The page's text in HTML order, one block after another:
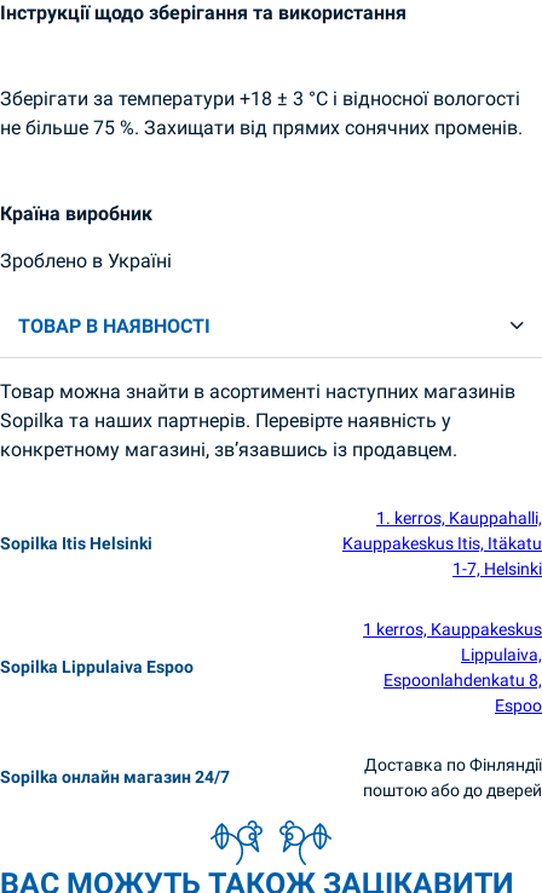
Інструкції щодо зберігання та використання
Зберігати за температури +18 ± 3 °C і відносної вологості
не більше 75 %. Захищати від прямих сонячних променів.
Країна виробник
Зроблено в Україні
ТОВАР В НАЯВНОСТІ
Товар можна знайти в асортименті наступних магазинів
Sopilka та наших партнерів. Перевірте наявність у
конкретному магазині, зв’язавшись із продавцем.
Sopilka Itis Helsinki
1. kerros, Kauppahalli,
Kauppakeskus Itis, Itäkatu
1-7, Helsinki
Sopilka Lippulaiva Espoo
1 kerros, Kauppakeskus
Lippulaiva,
Espoonlahdenkatu 8,
Espoo
Sopilka онлайн магазин 24/7
Доставка по Фінляндії
поштою або до дверей
ВАС МОЖУТЬ ТАКОЖ ЗАЦІКАВИТИ